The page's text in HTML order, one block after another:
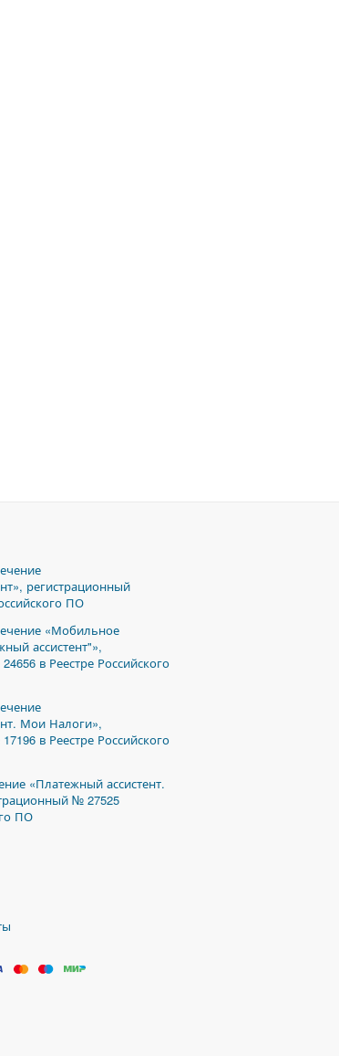
регистрационный
ПО
«Мобильное
ассистент"»,
в Реестре Российского
Мои Налоги»,
в Реестре Российского
«Платежный ассистент.
№ 27525
ПО